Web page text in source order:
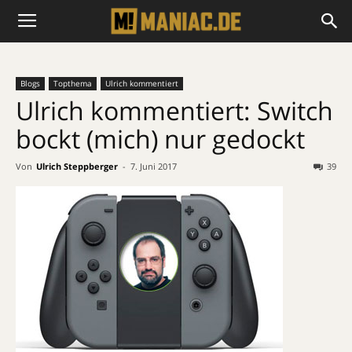
Blogs Topthema Ulrich kommentiert
Ulrich kommentiert: Switch
bockt (mich) nur gedockt
Von Ulrich Steppberger - 7. Juni 2017 39